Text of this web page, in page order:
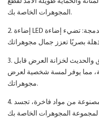
المجوهرات الخاصة بك.
2. إضاءة LED مدمجة: تضيء إضاءة LED المدمجة مجموعتك، مما يخلق
3. تصميم قابل للتخصيص: التصميم الأنيق والحديث لخزانة العرض قابل
مما يوفر لمسة شخصية لعرض
مجوهراتك.
4. مواد فاخرة: خزانة العرض الخاصة بنا مصنوعة من مواد فاخرة، تجسد